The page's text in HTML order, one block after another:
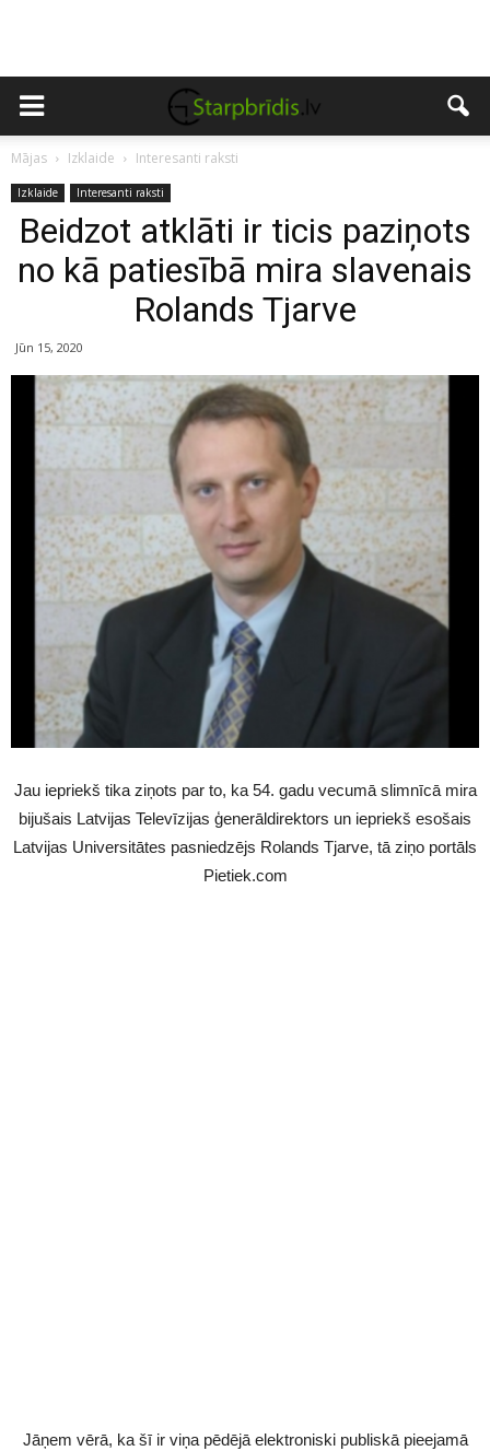
Mājas Izklaide Interesanti raksti
Izklaide Interesanti raksti
Beidzot atklāti ir ticis paziņots
no kā patiesībā mira slavenais
Rolands Tjarve
Jūn 15, 2020
Jau iepriekš tika ziņots par to, ka 54. gadu vecumā slimnīcā mira
bijušais Latvijas Televīzijas ģenerāldirektors un iepriekš esošais
Latvijas Universitātes pasniedzējs Rolands Tjarve, tā ziņo portāls
Pietiek.com
Jāņem vērā, ka šī ir viņa pēdējā elektroniski publiskā pieejamā